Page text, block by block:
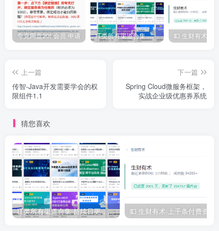
夸克网盘20t 会员 申请 IT类所有渠道合集 持续日更，目前近四千多条资源 年费用户微信私信获取权限
上一篇
传智-Java开发需要学会的权
限组件1.1
下一篇
Spring Cloud微服务框架，
实战企业级优惠券系统
猜您喜欢
IT类所有渠道合集 持续日更，目前近四千多条资源 年费用户微信私信获取权限